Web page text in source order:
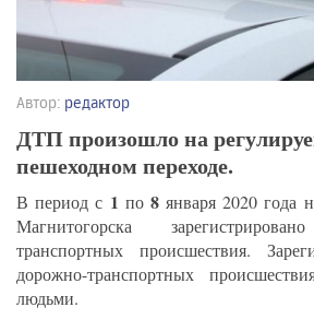
Автор: редактор
ДТП произошло на
пешеходном переходе.
В период с 1 по 8января 2020 года
Магнитогорска
транспортных происшествия.
дорожно-транспортных
людьми.